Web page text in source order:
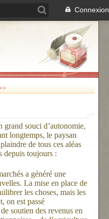
Connexion
grand souci d’autonomie,
longtemps, le paysan
de tous ces aléas
depuis toujours :
a généré une
La mise en place de
les choses, mais les
on est passé
soutien des revenus en